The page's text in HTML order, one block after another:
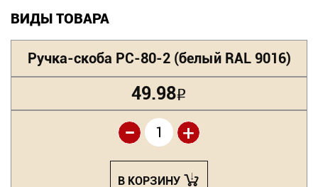
Контакты
+7
(831)
ВИДЫ ТОВАРА
Ручка-скоба РС-80-2 (белый RAL 9016)
49.98Р
+
-
В КОРЗИНУ